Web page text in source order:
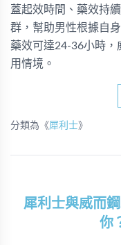
蓋起效時間、藥效持
群，幫助男性根據自
藥效可達24-36小時，
用情境。
分類為《犀利士》
犀利士與威而
你